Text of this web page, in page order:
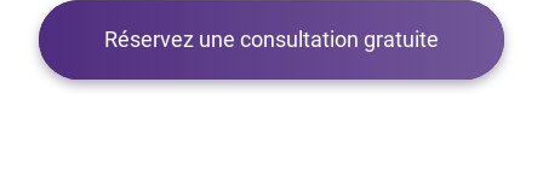
Réservez une consultation gratuite